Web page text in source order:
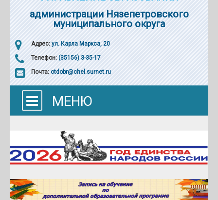
администрации Нязепетровского
муниципального округа
Адрес: ул. Карла Маркса, 20
Телефон: (35156) 3-35-17
Почта: otdobr@chel.surnet.ru
МЕНЮ